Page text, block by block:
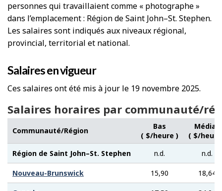
personnes qui travaillaient comme « photographe »
dans l’emplacement : Région de Saint John–St. Stephen.
Les salaires sont indiqués aux niveaux régional,
provincial, territorial et national.
Salaires en vigueur
Ces salaires ont été mis à jour le 19 novembre 2025.
Salaires horaires par communauté/
Communauté/Région
Bas
( $/heure )
Médian
( $/
Région de Saint John–St. Stephen
n.d. n.d.
Nouveau-Brunswick 15,90 18,64